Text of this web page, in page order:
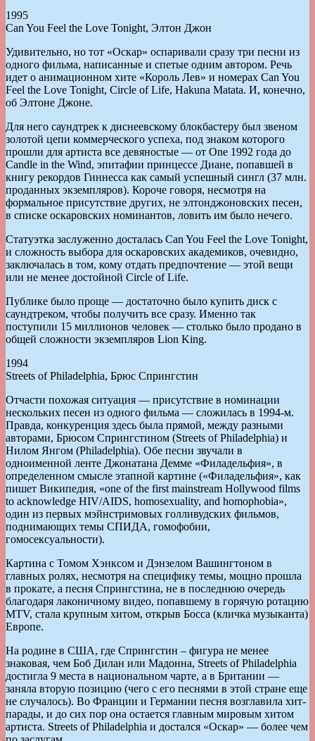
1995
Can You Feel the Love Tonight, Элтон Джон
Удивительно, но тот «Оскар» оспаривали сразу три песни из
одного фильма, написанные и спетые одним автором. Речь
идет о анимационном хите «Король Лев» и номерах Can You
Feel the Love Tonight, Circle of Life, Hakuna Matata. И, конечно,
об Элтоне Джоне.
Для него саундтрек к диснеевскому блокбастеру был звеном
золотой цепи коммерческого успеха, под знаком которого
прошли для артиста все девяностые — от One 1992 года до
Candle in the Wind, эпитафии принцессе Диане, попавшей в
книгу рекордов Гиннесса как самый успешный сингл (37 млн.
проданных экземпляров). Короче говоря, несмотря на
формальное присутствие других, не элтонджоновских песен,
в списке оскаровских номинантов, ловить им было нечего.
Статуэтка заслуженно досталась Can You Feel the Love Tonight,
и сложность выбора для оскаровских академиков, очевидно,
заключалась в том, кому отдать предпочтение — этой вещи
или не менее достойной Circle of Life.
Публике было проще — достаточно было купить диск с
саундтреком, чтобы получить все сразу. Именно так
поступили 15 миллионов человек — столько было продано в
общей сложности экземпляров Lion King.
1994
Streets of Philadelphia, Брюс Спрингстин
Отчасти похожая ситуация — присутствие в номинации
нескольких песен из одного фильма — сложилась в 1994-м.
Правда, конкуренция здесь была прямой, между разными
авторами, Брюсом Спрингстином (Streets of Philadelphia) и
Нилом Янгом (Philadelphia). Обе песни звучали в
одноименной ленте Джонатана Демме «Филадельфия», в
определенном смысле этапной картине («Филадельфия», как
пишет Википедия, «one of the first mainstream Hollywood films
to acknowledge HIV/AIDS, homosexuality, and homophobia»,
один из первых мэйнстримовых голливудских фильмов,
поднимающих темы СПИДА, гомофобии,
гомосексуальности).
Картина с Томом Хэнксом и Дэнзелом Вашингтоном в
главных ролях, несмотря на специфику темы, мощно прошла
в прокате, а песня Спрингстина, не в последнюю очередь
благодаря лаконичному видео, попавшему в горячую ротацию
MTV, стала крупным хитом, открыв Босса (кличка музыканта)
Европе.
На родине в США, где Спрингстин – фигура не менее
знаковая, чем Боб Дилан или Мадонна, Streets of Philadelphia
достигла 9 места в национальном чарте, а в Британии —
заняла вторую позицию (чего с его песнями в этой стране еще
не случалось). Во Франции и Германии песня возглавила хит-
парады, и до сих пор она остается главным мировым хитом
артиста. Streets of Philadelphia и достался «Оскар» — более чем